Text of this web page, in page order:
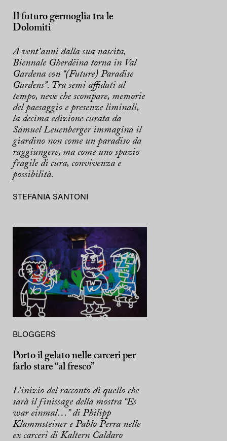
Il futuro germoglia tra le
Dolomiti
A vent’anni dalla sua nascita,
Biennale Gherdëina torna in Val
Gardena con “(Future) Paradise
Gardens”. Tra semi affidati al
tempo, neve che scompare, memorie
del paesaggio e presenze liminali,
la decima edizione curata da
Samuel Leuenberger immagina il
giardino non come un paradiso da
raggiungere, ma come uno spazio
fragile di cura, convivenza e
possibilità.
STEFANIA SANTONI
BLOGGERS
Porto il gelato nelle carceri per
farlo stare “al fresco”
L’inizio del racconto di quello che
sarà il finissage della mostra “Es
war einmal…” di Philipp
Klammsteiner e Pablo Perra nelle
ex carceri di Kaltern Caldaro